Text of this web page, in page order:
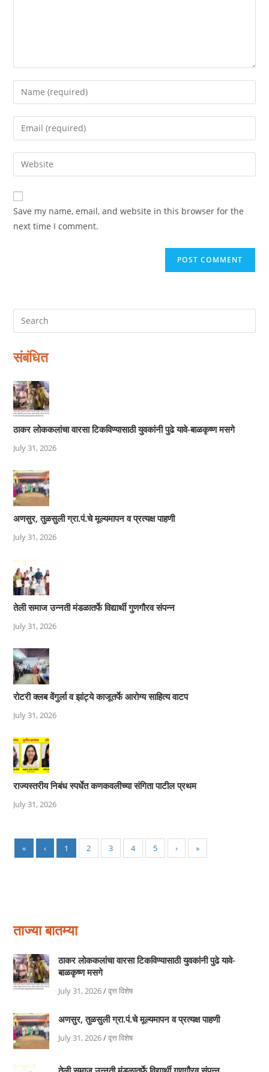
Enter
your
name
comment
Enter
your
email
address
comment
Enter
your
website
URL
(optional)
Save my name, email, and website in this browser for the
next time I comment.
संबंधित
ठाकर लोककलांचा वारसा टिकविण्यासाठी युवकांनी पुढे यावे-बाळकृष्ण मसगे
July 31, 2026
अणसुर, तुळसुली ग्रा.पं.चे मूल्यमापन व प्रत्यक्ष पाहणी
July 31, 2026
तेली समाज उन्नती मंडळातर्फे विद्यार्थी गुणगौरव संपन्न
July 31, 2026
रोटरी क्लब वेंगुर्ला व झांट्ये काजूतर्फे आरोग्य साहित्य वाटप
July 31, 2026
राज्यस्तरीय निबंध स्पर्धेत कणकवलीच्या संगिता पाटील प्रथम
July 31, 2026
« ‹ 1 2 3 4 5 › »
ताज्या बातम्या
ठाकर लोककलांचा वारसा टिकविण्यासाठी युवकांनी पुढे यावे-
बाळकृष्ण मसगे
July 31, 2026/वृत्त विशेष
अणसुर, तुळसुली ग्रा.पं.चे मूल्यमापन व प्रत्यक्ष पाहणी
July 31, 2026/वृत्त विशेष